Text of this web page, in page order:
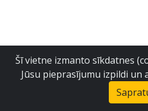
Šī vietne izmanto sīkdatnes
Jūsu pieprasījumu izpildi un